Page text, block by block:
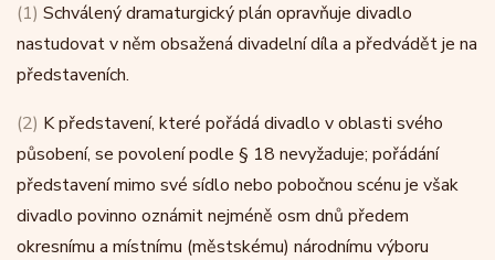
(1) Schválený dramaturgický plán opravňuje divadlo
nastudovat v něm obsažená divadelní díla a předvádět je na
představeních.
(2) K představení, které pořádá divadlo v oblasti svého
působení, se povolení podle § 18 nevyžaduje; pořádání
představení mimo své sídlo nebo pobočnou scénu je však
divadlo povinno oznámit nejméně osm dnů předem
okresnímu a místnímu (městskému) národnímu výboru